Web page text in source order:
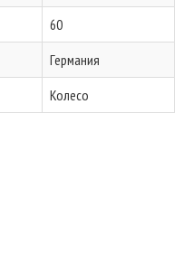
60
Германия
Колесо